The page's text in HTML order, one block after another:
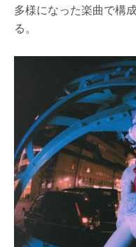
多様になった楽曲で構
る。